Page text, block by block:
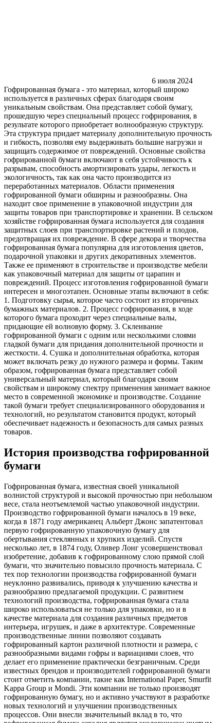
6 июля 2024
Гофрированная бумага - это материал, который широко
используется в различных сферах благодаря своим
уникальным свойствам. Она представляет собой бумагу,
прошедшую через специальный процесс гофрирования, в
результате которого приобретает волнообразную структуру.
Эта структура придает материалу дополнительную прочность
и гибкость, позволяя ему выдерживать большие нагрузки и
защищать содержимое от повреждений. Основные свойства
гофрированной бумаги включают в себя устойчивость к
разрывам, способность амортизировать удары, легкость и
экологичность, так как она часто производится из
переработанных материалов. Области применения
гофрированной бумаги обширны и разнообразны. Она
находит свое применение в упаковочной индустрии для
защиты товаров при транспортировке и хранении. В сельском
хозяйстве гофрированная бумага используется для создания
защитных слоев при транспортировке растений и плодов,
предотвращая их повреждение. В сфере декора и творчества
гофрированная бумага популярна для изготовления цветов,
подарочной упаковки и других декоративных элементов.
Также ее применяют в строительстве и производстве мебели
как упаковочный материал для защиты от царапин и
повреждений. Процесс изготовления гофрированной бумаги
интересен и многоэтапен. Основные этапы включают в себя:
1. Подготовку сырья, которое часто состоит из вторичных
бумажных материалов. 2. Процесс гофрирования, в ходе
которого бумага проходит через специальные валы,
придающие ей волновую форму. 3. Склеивание
гофрированной бумаги с одним или несколькими слоями
гладкой бумаги для придания дополнительной прочности и
жесткости. 4. Сушка и дополнительная обработка, которая
может включать резку до нужного размера и формы. Таким
образом, гофрированная бумага представляет собой
универсальный материал, который благодаря своим
свойствам и широкому спектру применения занимает важное
место в современной экономике и производстве. Создание
такой бумаги требует специализированного оборудования и
технологий, но результатом становится продукт, который
обеспечивает надежность и безопасность для самых разных
товаров.
История производства гофрированной
бумаги
Гофрированная бумага, известная своей уникальной
волнистой структурой и высокой прочностью при небольшом
весе, стала неотъемлемой частью упаковочной индустрии.
Производство гофрированной бумаги началось в 19 веке,
когда в 1871 году американец Альберт Джонс запатентовал
первую гофрированную упаковочную бумагу для
обертывания стеклянных и хрупких изделий. Спустя
несколько лет, в 1874 году, Оливер Лонг усовершенствовал
изобретение, добавив к гофрированному слою прямой слой
бумаги, что значительно повысило прочность материала. С
тех пор технологии производства гофрированной бумаги
неуклонно развивались, приводя к улучшению качества и
разнообразию предлагаемой продукции. С развитием
технологий производства, гофрированная бумага стала
широко использоваться не только для упаковки, но и в
качестве материала для создания различных предметов
интерьера, игрушек, и даже в архитектуре. Современные
производственные линии позволяют создавать
гофрированный картон различной плотности и размера, с
разнообразными видами гофры и вариациями слоев, что
делает его применение практически безграничным. Среди
известных брендов и производителей гофрированной бумаги
стоит отметить компании, такие как International Paper, Smurfit
Kappa Group и Mondi. Эти компании не только производят
гофрированную бумагу, но и активно участвуют в разработке
новых технологий и улучшении производственных
процессов. Они внесли значительный вклад в то, что